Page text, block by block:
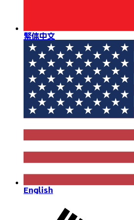
繁体中文
English